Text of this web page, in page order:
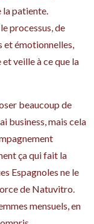
patiente.
processus, de
émotionnelles,
veille à ce que la
beaucoup de
business, mais cela
ça qui fait la
Espagnoles ne le
de Natuvitro.
mensuels, en